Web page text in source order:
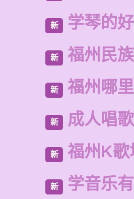
新 学琴的
新 福州民
新 福州哪
新 成人唱
新 福州K歌
新 学音乐